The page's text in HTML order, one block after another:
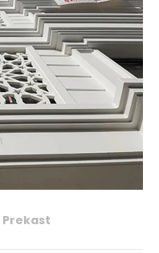
Prekast